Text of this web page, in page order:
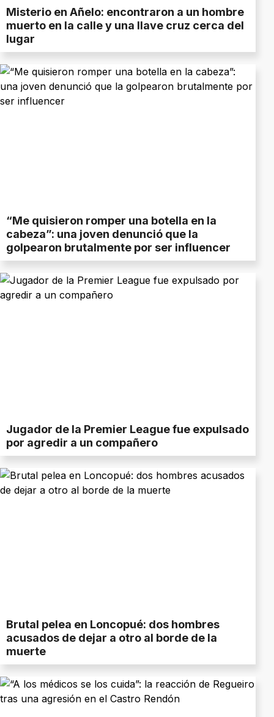
Misterio en Añelo: encontraron a un hombre
muerto en la calle y una llave cruz cerca del
lugar
“Me quisieron romper una botella en la
cabeza”: una joven denunció que la
golpearon brutalmente por ser influencer
Jugador de la Premier League fue expulsado
por agredir a un compañero
Brutal pelea en Loncopué: dos hombres
acusados de dejar a otro al borde de la
muerte